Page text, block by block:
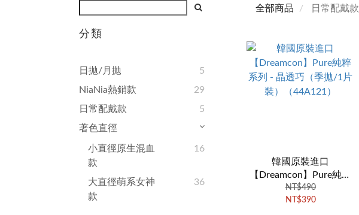
分類
日拋/月拋
5
NiaNia熱銷款
29
日常配戴款
5
著色直徑
小直徑原生混血
款
16
大直徑萌系女神
款
36
全部商品 日常配戴款
韓國原裝進口
【Dreamcon】Pure純粹
系列 - 晶透巧（季拋/1片
裝）（44A121）
NT$490
NT$390